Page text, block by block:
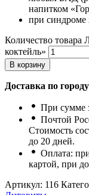
напитком
при синдроме
Количество товара
коктейль»
В корзину
Доставка по
При сумме
Почтой
Стоимость
до 20 дней.
Оплата:
картой, при
Артикул: 116